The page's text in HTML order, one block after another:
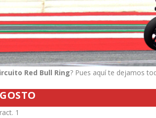
Red Bull Ring? Pues aquí te dejamos
1